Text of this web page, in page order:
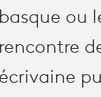
basque ou
rencontre
écrivaine